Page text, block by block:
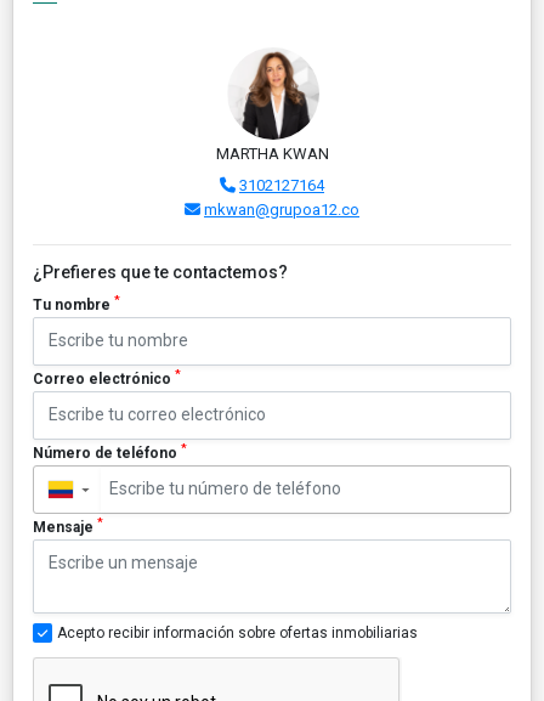
MARTHA KWAN
3102127164
mkwan@grupoa12.co
¿Prefieres que te contactemos?
Tu nombre *
Correo electrónico *
Número de teléfono *
▼
Mensaje *
Acepto recibir información sobre ofertas inmobiliarias